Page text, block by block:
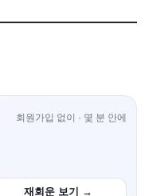
회원가입 없이 · 몇 분 안에
재회운 보기 →